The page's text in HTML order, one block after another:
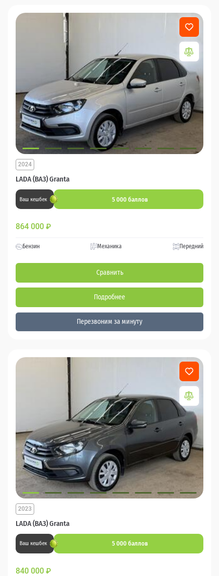
LADA (ВАЗ) Granta
2024
Ваш кешбек 5 000 баллов
864 000 ₽
Бензин Механика Передний
Сравнить
Подробнее
Перезвоним за минуту
LADA (ВАЗ) Granta
2023
Ваш кешбек 5 000 баллов
840 000 ₽